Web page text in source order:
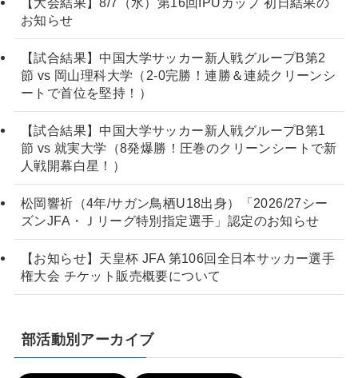
お知らせ
【試合結果】中国大学サッカー新人戦グループB第2
節 vs 岡山理科大学（2-0完勝！連勝＆連続クリーンシ
ートで首位を堅持！）
【試合結果】中国大学サッカー新人戦グループB第1
節 vs 就実大学（8発爆勝！圧巻のクリーンシートで新
人戦開幕白星！）
松岡響祈（4年/サガン鳥栖U18出身）「2026/27シー
ズンJFA・Ｊリーグ特別指定選手」認定のお知らせ
【お知らせ】天皇杯 JFA 第106回全日本サッカー選手
権大会 チケット販売概要について
部活動別アーカイブ